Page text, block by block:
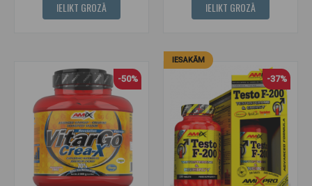
IELIKT GROZĀ IELIKT GROZĀ
-50%
IESAKĀM
-37%